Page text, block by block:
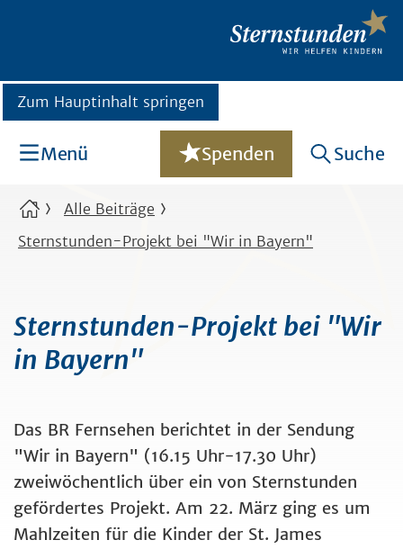
Zum Hauptinhalt springen
Menü Spenden Suche
Alle Beiträge
Sternstunden-Projekt bei "Wir in Bayern"
Sternstunden-Projekt bei "Wir
in Bayern"
Das BR Fernsehen berichtet in der Sendung
"Wir in Bayern" (16.15 Uhr-17.30 Uhr)
zweiwöchentlich über ein von Sternstunden
gefördertes Projekt. Am 22. März ging es um
Mahlzeiten für die Kinder der St. James